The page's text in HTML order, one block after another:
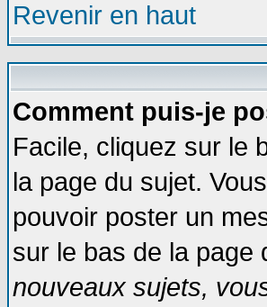
Revenir en haut
Comment puis-je
Facile, cliquez sur le
la page du sujet.
pouvoir poster un
sur le bas de la
nouveaux sujets,